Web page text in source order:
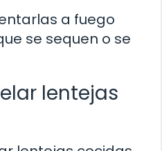
a fuego
se sequen o se
lentejas